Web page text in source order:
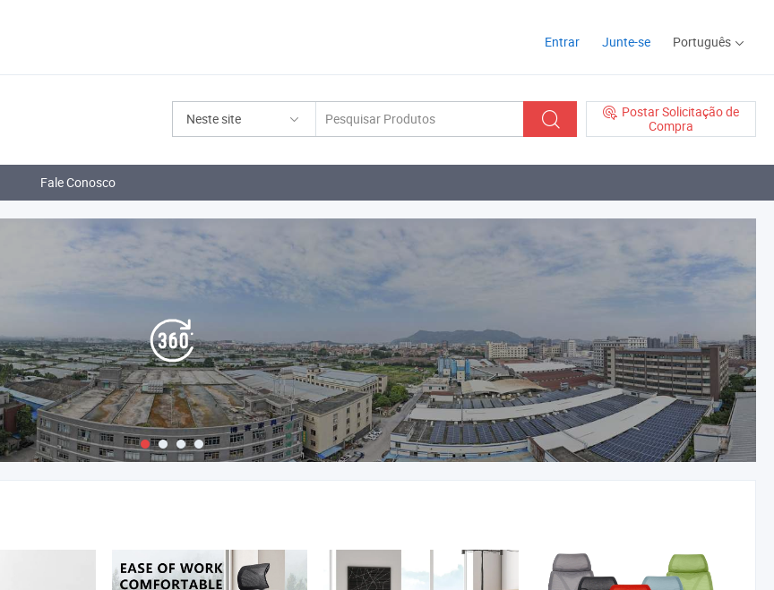
Entrar Junte-se Português
Neste site
Postar Solicitação de
Compra
Fale Conosco